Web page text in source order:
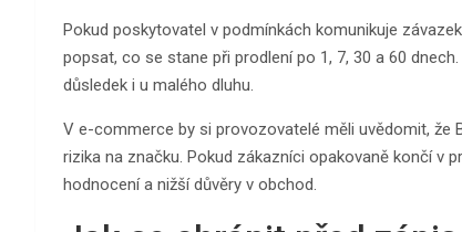
Pokud poskytovatel v podmínkách komunikuje
popsat, co se stane při prodlení po 1, 7, 30 a 60
důsledek i u malého dluhu.
V e-commerce by si provozovatelé měli uvědomit, že
rizika na značku. Pokud zákazníci opakovaně končí v
hodnocení a nižší důvěry v obchod.